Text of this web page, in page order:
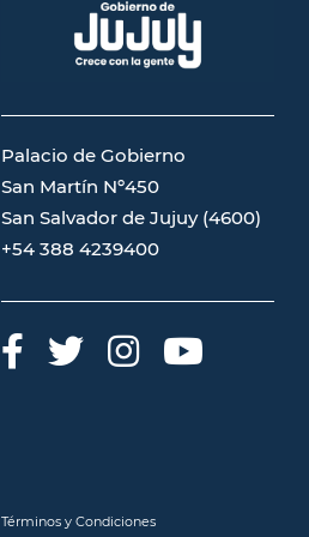
Palacio de Gobierno
San Martín Nº450
San Salvador de Jujuy (4600)
+54 388 4239400
Términos y Condiciones